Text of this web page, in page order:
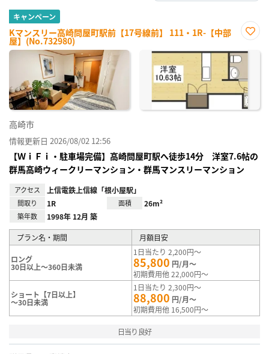
キャンペーン
Kマンスリー高崎問屋町駅前【17号線前】 111・1R-【中部
屋】(No.732980)
に入
り登
高崎市
情報更新日 2026/08/02 12:56
【ＷｉＦｉ・駐車場完備】高崎問屋町駅へ徒歩14分 洋室7.6帖の
群馬高崎ウィークリーマンション・群馬マンスリーマンション
アクセス 上信電鉄上信線「根小屋駅」
間取り 1R 面積 26m²
築年数 1998年 12月 築
プラン名・期間 月額目安
ロング
30日以上～360日未満
1日当たり 2,200円～
85,800 円/月～
初期費用他 22,000円～
ショート【7日以上】
～30日未満
1日当たり 2,300円～
88,800 円/月～
初期費用他 16,500円～
日当り良好